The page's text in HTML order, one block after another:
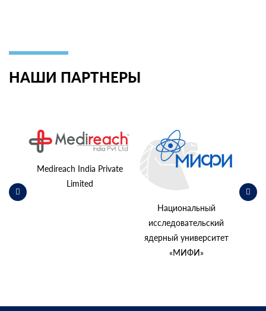
НАШИ ПАРТНЕРЫ
Medireach India Private
Limited
Национальный
исследовательский
ядерный университет
«МИФИ»